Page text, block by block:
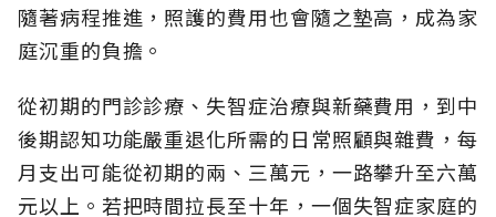
隨著病程推進，照護的費用也會隨之墊高，成為家
庭沉重的負擔。
從初期的門診診療、失智症治療與新藥費用，到中
後期認知功能嚴重退化所需的日常照顧與雜費，每
月支出可能從初期的兩、三萬元，一路攀升至六萬
元以上。若把時間拉長至十年，一個失智症家庭的